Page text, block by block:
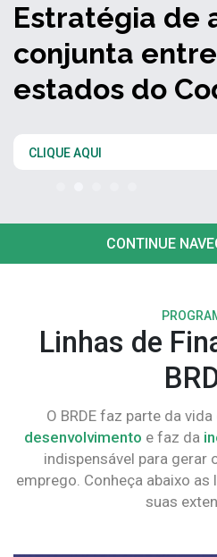
Estratégia de
conjunta
estados do
CLIQUE AQUI
CONTINUE
Linhas de
O BRDE faz parte da
desenvolvimento e faz da
indispensável para gerar
emprego. Conheça abaixo
suas